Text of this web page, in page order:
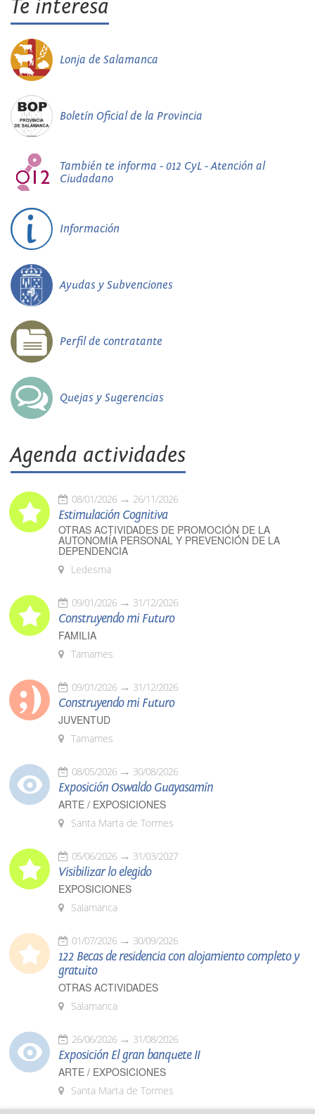
Te interesa
Lonja de Salamanca
Boletín Oficial de la Provincia
También te informa - 012 CyL - Atención al
Ciudadano
Información
Ayudas y Subvenciones
Perfil de contratante
Quejas y Sugerencias
Agenda actividades
08/01/2026 26/11/2026
Estimulación Cognitiva
OTRAS ACTIVIDADES DE PROMOCIÓN DE LA
AUTONOMÍA PERSONAL Y PREVENCIÓN DE LA
DEPENDENCIA
Ledesma
09/01/2026 31/12/2026
Construyendo mi Futuro
FAMILIA
Tamames
09/01/2026 31/12/2026
Construyendo mi Futuro
JUVENTUD
Tamames
08/05/2026 30/08/2026
Exposición Oswaldo Guayasamín
ARTE / EXPOSICIONES
Santa Marta de Tormes
05/06/2026 31/03/2027
Visibilizar lo elegido
EXPOSICIONES
Salamanca
01/07/2026 30/09/2026
122 Becas de residencia con alojamiento completo y
gratuito
OTRAS ACTIVIDADES
Salamanca
26/06/2026 31/08/2026
Exposición El gran banquete II
ARTE / EXPOSICIONES
Santa Marta de Tormes